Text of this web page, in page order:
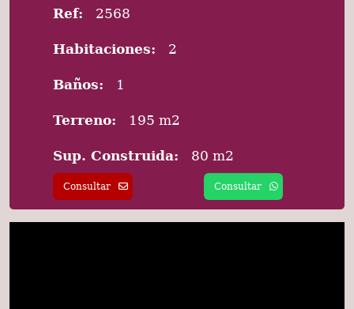
Ref: 2568
Habitaciones: 2
Baños: 1
Terreno: 195 m2
Sup. Construida: 80 m2
Consultar Consultar